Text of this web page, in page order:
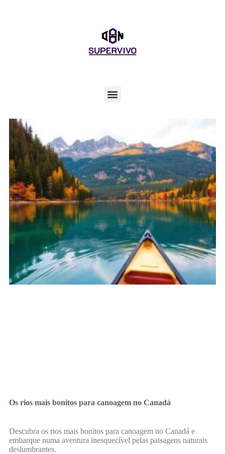
Os rios mais bonitos para canoagem no Canadá
Descubra os rios mais bonitos para canoagem no Canadá e
embarque numa aventura inesquecível pelas paisagens naturais
deslumbrantes.